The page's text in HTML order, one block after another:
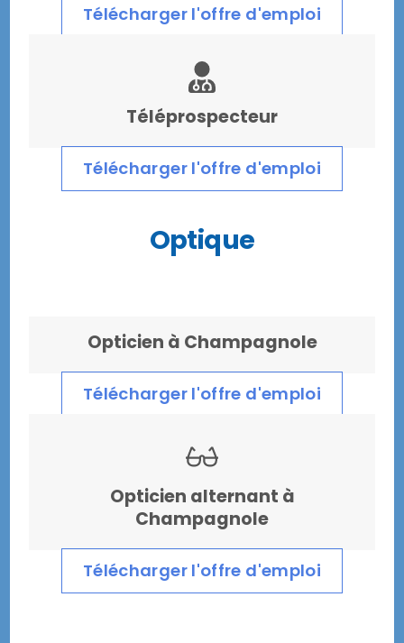
Télécharger l'offre d'emploi
Téléprospecteur
Télécharger l'offre d'emploi
Optique
Opticien à Champagnole
Télécharger l'offre d'emploi
Opticien alternant à
Champagnole
Télécharger l'offre d'emploi